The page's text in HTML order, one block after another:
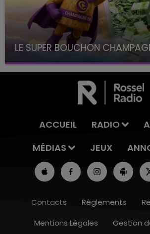
LE SUPER BOUCHON
avec La Famille Champagne FM, à
ACCUEIL RADIO
MÉDIAS
JEUX
Contacts Règlements
Mentions Légales
Gestion